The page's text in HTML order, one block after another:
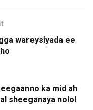
wareysiyada ee
ka mid ah
sheeganaya nolol